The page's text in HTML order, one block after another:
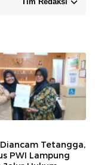
Tetangga,
PWI Lampung